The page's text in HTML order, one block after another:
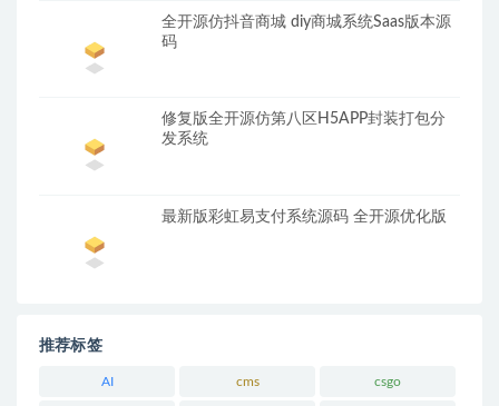
全开源仿抖音商城 diy商城系统Saas版本源
码
修复版全开源仿第八区H5APP封装打包分
发系统
最新版彩虹易支付系统源码 全开源优化版
推荐标签
AI cms csgo